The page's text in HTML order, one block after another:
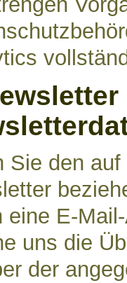
Sie den
eine E-
uns die
der